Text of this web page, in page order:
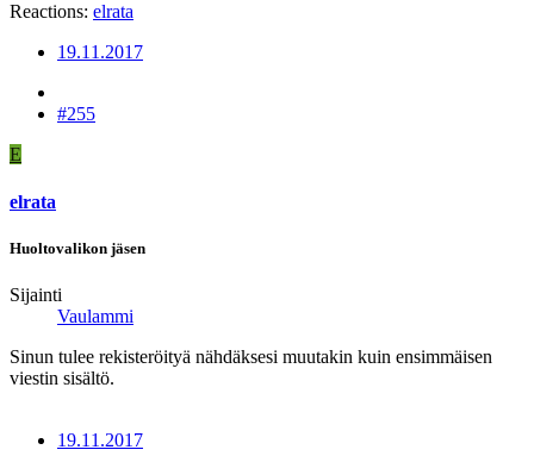
Reactions: elrata
19.11.2017
#255
E
elrata
Huoltovalikon jäsen
Sijainti
Vaulammi
Sinun tulee rekisteröityä nähdäksesi muutakin kuin ensimmäisen
viestin sisältö.
19.11.2017